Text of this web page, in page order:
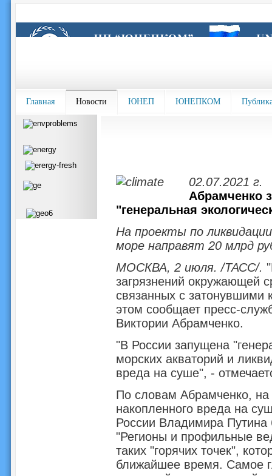
Главная Новости ЮНЕП ЮНЕПКОМ
02.07.2021 г.
Абрамченко
"генеральная
На проекты по
море направят 20 млрд
МОСКВА, 2 июля. /ТАСС/.
загрязнений окружающей
связанных с затонувшими
этом сообщает пресс-
Виктории Абрамченко.
"В России запущена
морских акваторий и
вреда на суше", -
По словам Абрамченко, на
накопленного вреда на
России Владимира Путина
"Регионы и профильные
таких "горячих точек",
ближайшее время. Самое